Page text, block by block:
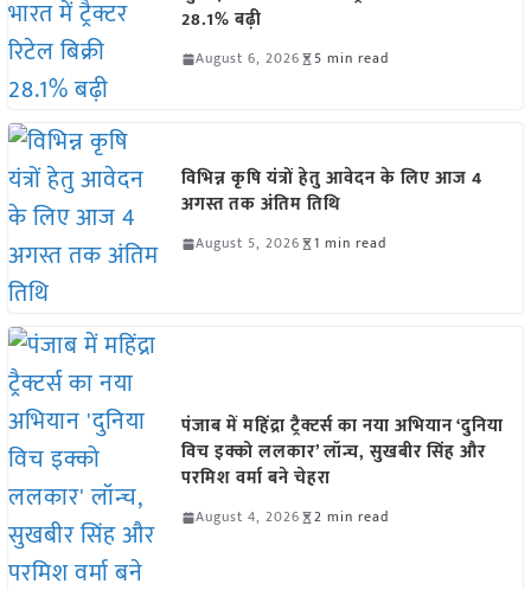
28.1% बढ़ी
August 6, 2026 5 min read
विभिन्न कृषि यंत्रों हेतु आवेदन के लिए आज 4
अगस्त तक अंतिम तिथि
August 5, 2026 1 min read
पंजाब में महिंद्रा ट्रैक्टर्स का नया अभियान ‘दुनिया
विच इक्को ललकार’ लॉन्च, सुखबीर सिंह और
परमिश वर्मा बने चेहरा
August 4, 2026 2 min read